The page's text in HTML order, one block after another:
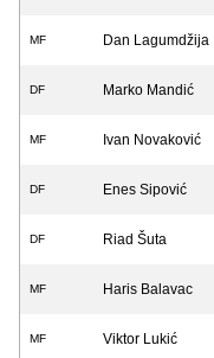
MF Dan Lagumdžija
DF Marko Mandić
MF Ivan Novaković
DF Enes Sipović
DF Riad Šuta
MF Haris Balavac
MF Viktor Lukić